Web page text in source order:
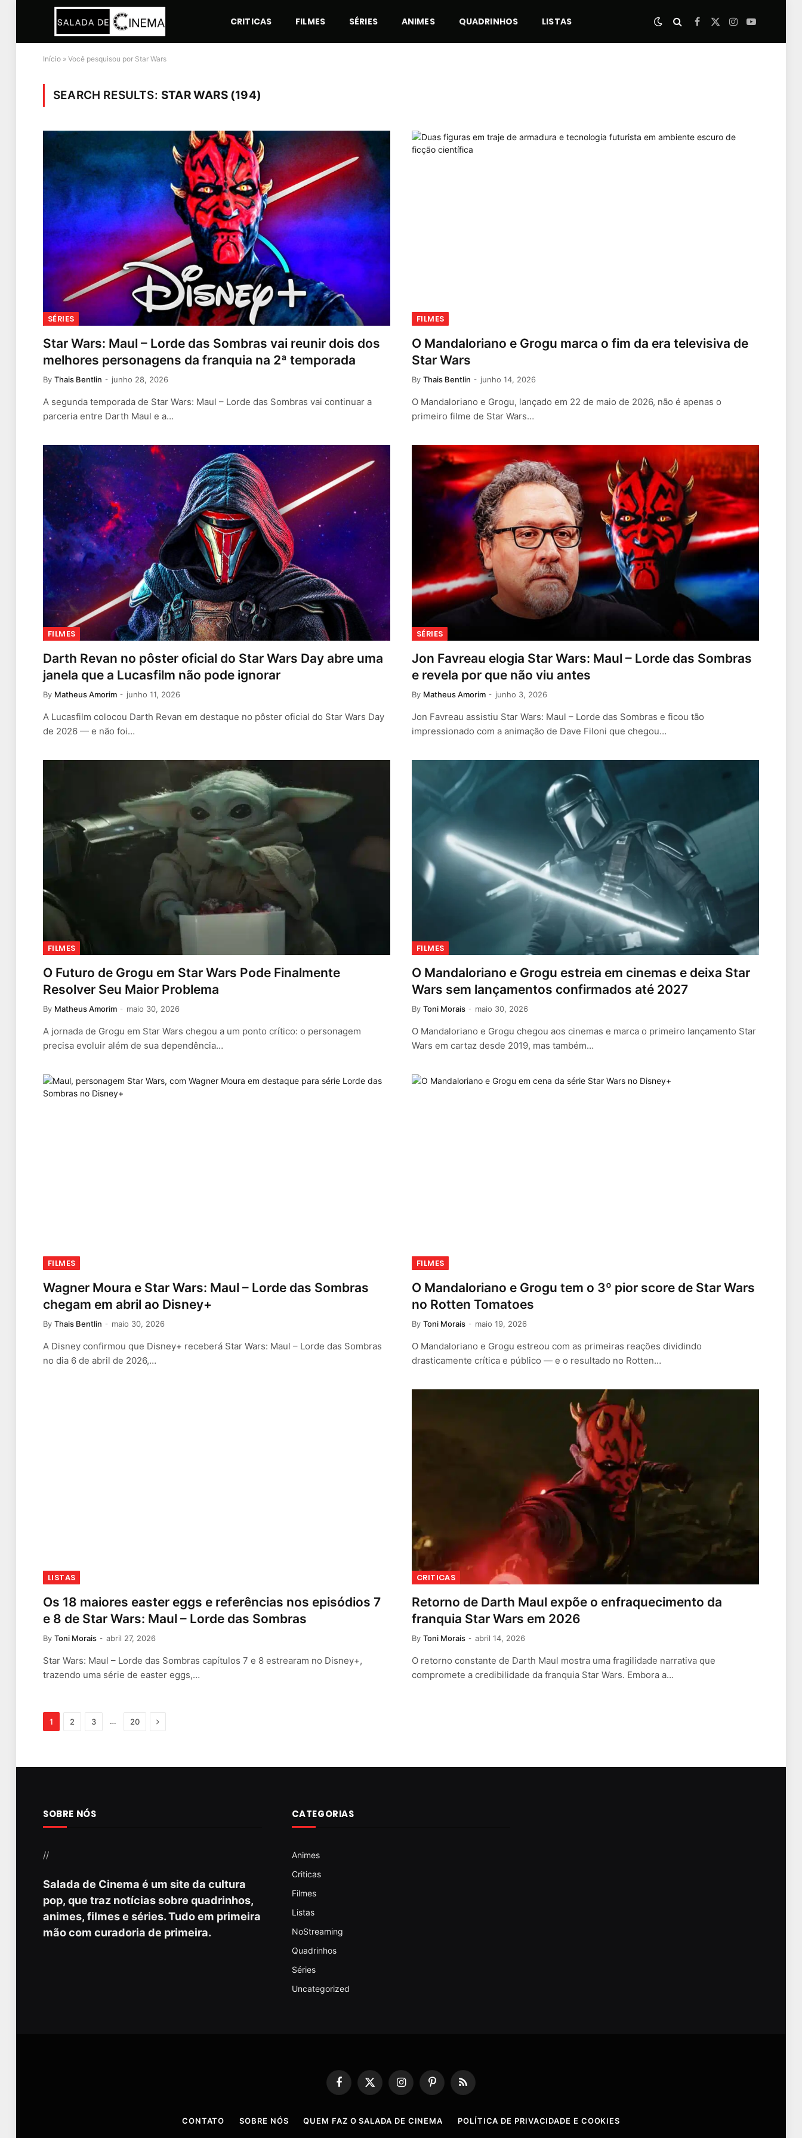
CRITICAS FILMES SÉRIES ANIMES QUADRINHOS LISTAS Facebook
X
Instagram
YouTube
Início » Você pesquisou por Star Wars
SEARCH RESULTS: STAR WARS (194)
SÉRIES
Star Wars: Maul – Lorde das Sombras vai reunir dois dos
melhores personagens da franquia na 2ª temporada
By Thais Bentlin junho 28, 2026
A segunda temporada de Star Wars: Maul – Lorde das Sombras vai continuar a
parceria entre Darth Maul e a…
FILMES
O Mandaloriano e Grogu marca o fim da era televisiva de
Star Wars
By Thais Bentlin junho 14, 2026
O Mandaloriano e Grogu, lançado em 22 de maio de 2026, não é apenas o
primeiro filme de Star Wars…
FILMES
Darth Revan no pôster oficial do Star Wars Day abre uma
janela que a Lucasfilm não pode ignorar
By Matheus Amorim junho 11, 2026
A Lucasfilm colocou Darth Revan em destaque no pôster oficial do Star Wars Day
de 2026 — e não foi…
SÉRIES
Jon Favreau elogia Star Wars: Maul – Lorde das Sombras
e revela por que não viu antes
By Matheus Amorim junho 3, 2026
Jon Favreau assistiu Star Wars: Maul – Lorde das Sombras e ficou tão
impressionado com a animação de Dave Filoni que chegou…
FILMES
O Futuro de Grogu em Star Wars Pode Finalmente
Resolver Seu Maior Problema
By Matheus Amorim maio 30, 2026
A jornada de Grogu em Star Wars chegou a um ponto crítico: o personagem
precisa evoluir além de sua dependência…
FILMES
O Mandaloriano e Grogu estreia em cinemas e deixa Star
Wars sem lançamentos confirmados até 2027
By Toni Morais maio 30, 2026
O Mandaloriano e Grogu chegou aos cinemas e marca o primeiro lançamento Star
Wars em cartaz desde 2019, mas também…
FILMES
Wagner Moura e Star Wars: Maul – Lorde das Sombras
chegam em abril ao Disney+
By Thais Bentlin maio 30, 2026
A Disney confirmou que Disney+ receberá Star Wars: Maul – Lorde das Sombras
no dia 6 de abril de 2026,…
FILMES
O Mandaloriano e Grogu tem o 3º pior score de Star Wars
no Rotten Tomatoes
By Toni Morais maio 19, 2026
O Mandaloriano e Grogu estreou com as primeiras reações dividindo
drasticamente crítica e público — e o resultado no Rotten…
LISTAS
Os 18 maiores easter eggs e referências nos episódios 7
e 8 de Star Wars: Maul – Lorde das Sombras
By Toni Morais abril 27, 2026
Star Wars: Maul – Lorde das Sombras capítulos 7 e 8 estrearam no Disney+,
trazendo uma série de easter eggs,…
CRITICAS
Retorno de Darth Maul expõe o enfraquecimento da
franquia Star Wars em 2026
By Toni Morais abril 14, 2026
O retorno constante de Darth Maul mostra uma fragilidade narrativa que
compromete a credibilidade da franquia Star Wars. Embora a…
1 2 3 … 20 Next
SOBRE NÓS
//
Salada de Cinema é um site da cultura
pop, que traz notícias sobre quadrinhos,
animes, filmes e séries. Tudo em primeira
mão com curadoria de primeira.
CATEGORIAS
Animes
Criticas
Filmes
Listas
NoStreaming
Quadrinhos
Séries
Uncategorized
Facebook
X
(Twitter)
InstagramPinterestRSS
CONTATO SOBRE NÓS QUEM FAZ O SALADA DE CINEMA POLÍTICA DE PRIVACIDADE E COOKIES